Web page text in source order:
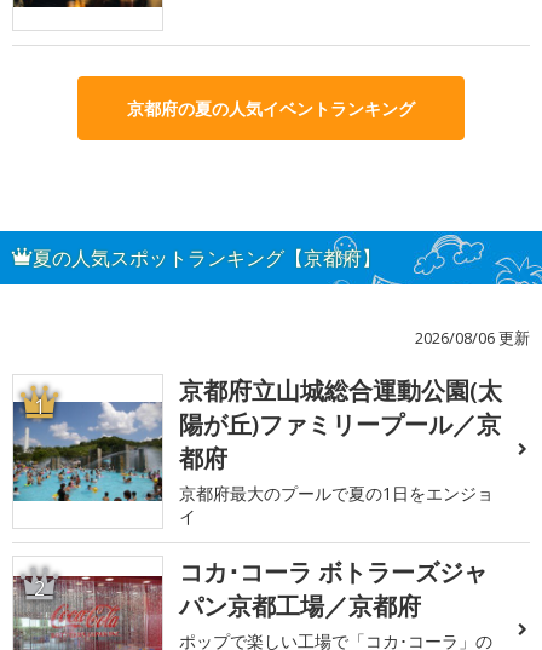
京都府の夏の人気イベントランキング
夏の人気スポットランキング【京都府】
2026/08/06 更新
1
京都府立山城総合運動公園(太
陽が丘)ファミリープール／京
都府
京都府最大のプールで夏の1日をエンジョ
イ
2
コカ･コーラ ボトラーズジャ
パン京都工場／京都府
ポップで楽しい工場で「コカ･コーラ」の